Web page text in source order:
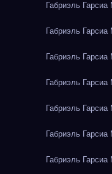
Габриэль
Габриэль
Габриэль
Габриэль
Габриэль
Габриэль
Габриэль